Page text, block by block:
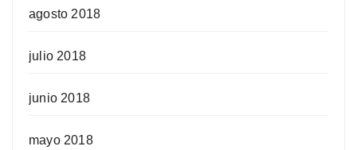
agosto 2018
julio 2018
junio 2018
mayo 2018